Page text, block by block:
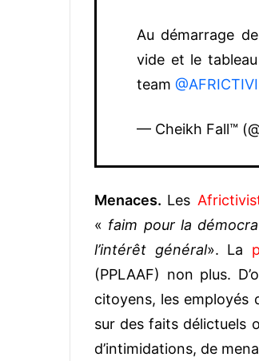
Au démarrage
vide et le
team
— Cheikh Fall™
Menaces. Les
« faim pour la
l’intérêt général». La
(PPLAAF) non plus.
citoyens, les employés
sur des faits délictuels
d’intimidations, de